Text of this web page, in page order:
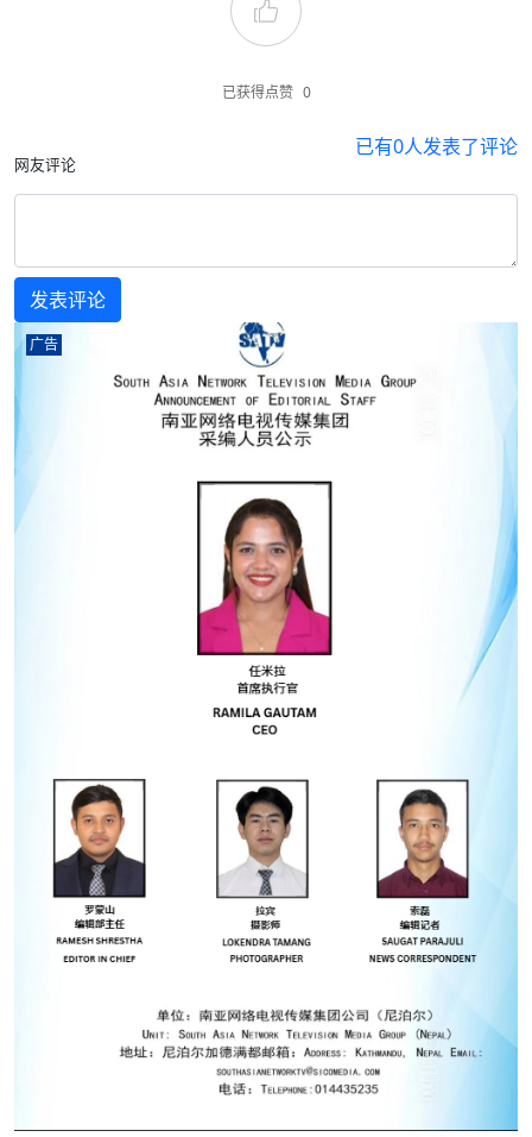
已获得点赞 0
网友评论
已有0人发表了评论
广告